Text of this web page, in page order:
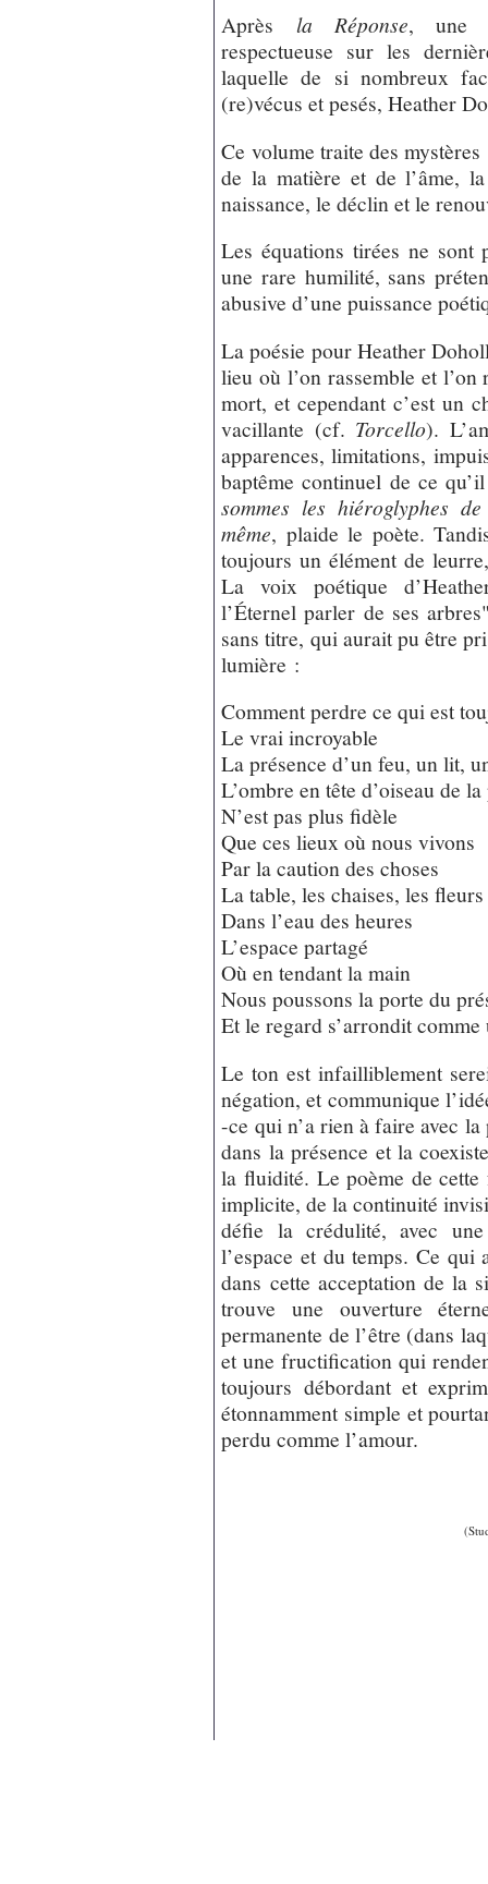
Après la Réponse, une
respectueuse sur les
laquelle de si nombreux
(re)vécus et pesés, Heather
Ce volume traite des
de la matière et de l’âme,
naissance, le déclin et le
Les équations tirées ne sont
une rare humilité, sans
abusive d’une puissance
La poésie pour Heather
lieu où l’on rassemble et
mort, et cependant c’est un
vacillante (cf. Torcello).
apparences, limitations,
baptême continuel de ce
sommes les hiéroglyphes
même, plaide le poète.
toujours un élément de
La voix poétique
l’Éternel parler de ses
sans titre, qui aurait pu être
lumière :
Comment perdre ce qui est
Le vrai incroyable
La présence d’un feu, un lit,
L’ombre en tête d’oiseau de
N’est pas plus fidèle
Que ces lieux où nous vivons
Par la caution des choses
La table, les chaises, les fleurs
Dans l’eau des heures
L’espace partagé
Où en tendant la main
Nous poussons la porte du
Et le regard s’arrondit
Le ton est infailliblement
négation, et communique
-ce qui n’a rien à faire avec
dans la présence et la
la fluidité. Le poème de
implicite, de la continuité
défie la crédulité, avec
l’espace et du temps. Ce
dans cette acceptation de la
trouve une ouverture
permanente de l’être (dans
et une fructification qui
toujours débordant et
étonnamment simple et
perdu comme l’amour.